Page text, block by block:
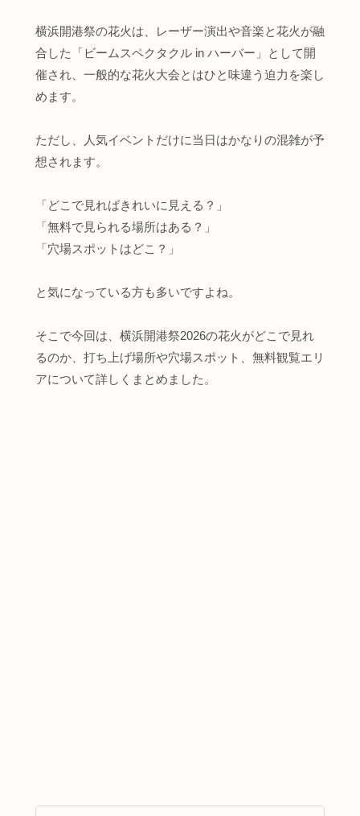
横浜開港祭の花火は、レーザー演出や音楽と花火が融
合した「ビームスペクタクル in ハーバー」として開
催され、一般的な花火大会とはひと味違う迫力を楽し
めます。
ただし、人気イベントだけに当日はかなりの混雑が予
想されます。
「どこで見ればきれいに見える？」
「無料で見られる場所はある？」
「穴場スポットはどこ？」
と気になっている方も多いですよね。
そこで今回は、横浜開港祭2026の花火がどこで見れ
るのか、打ち上げ場所や穴場スポット、無料観覧エリ
アについて詳しくまとめました。